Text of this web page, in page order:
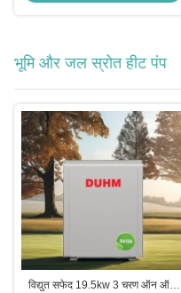
भूमि और जल स्रोत हीट पंप
विद्युत सफेद 19.5kw 3 चरण ऑन ऑफ